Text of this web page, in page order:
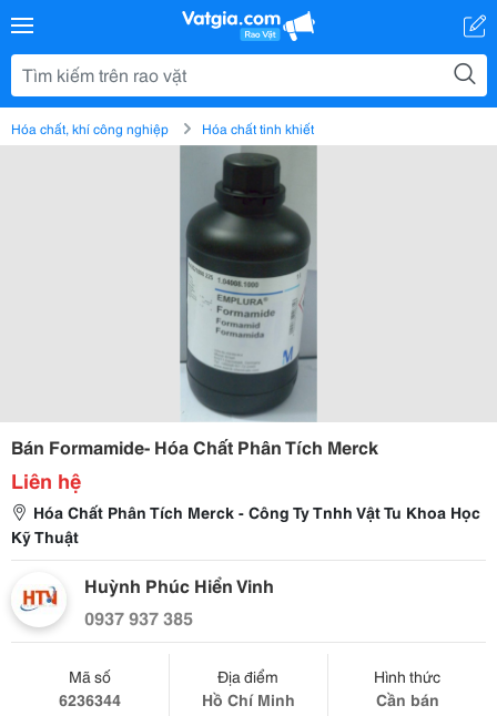
Hóa chất, khí công nghiệp Hóa chất tinh khiết
Bán Formamide- Hóa Chất Phân Tích Merck
Liên hệ
Hóa Chất Phân Tích Merck - Công Ty Tnhh Vật Tu Khoa Học
Kỹ Thuật
Huỳnh Phúc Hiển Vinh
0937 937 385
Mã số
6236344
Địa điểm
Hồ Chí Minh
Hình thức
Cần bán